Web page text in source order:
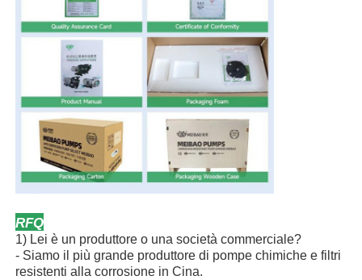
RFQ
1) Lei è un produttore o una società commerciale?
- Siamo il più grande produttore di pompe chimiche e filtri
resistenti alla corrosione in Cina.